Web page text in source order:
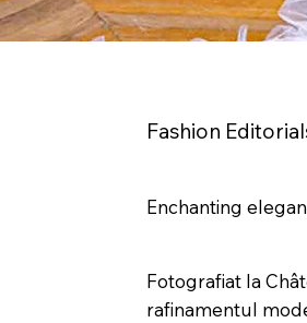
Fashion
Enchanting
Fotografiat la
rafinamentul